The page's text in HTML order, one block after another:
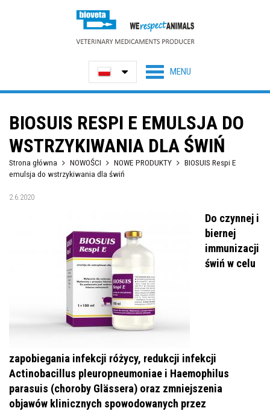
BIOSUIS RESPI E EMULSJA DO
WSTRZYKIWANIA DLA ŚWIŃ
Strona główna NOWOŚCI NOWE PRODUKTY
BIOSUIS Respi E
emulsja do wstrzykiwania dla świń
2.6.2020
Do czynnej i
biernej
immunizacji
świń w celu
zapobiegania infekcji różycy, redukcji infekcji
Actinobacillus pleuropneumoniae i Haemophilus
parasuis (choroby Glässera) oraz zmniejszenia
objawów klinicznych spowodowanych przez